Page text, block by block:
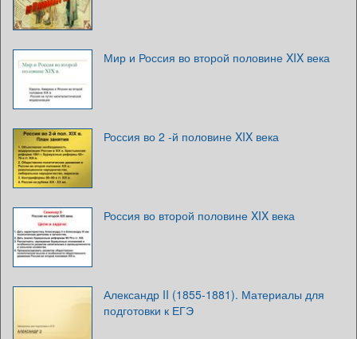
Мир и Россия во второй половине XIX века
Россия во 2 -й половине XIX века
Россия во второй половине XIX века
Александр II (1855-1881). Материалы для
подготовки к ЕГЭ